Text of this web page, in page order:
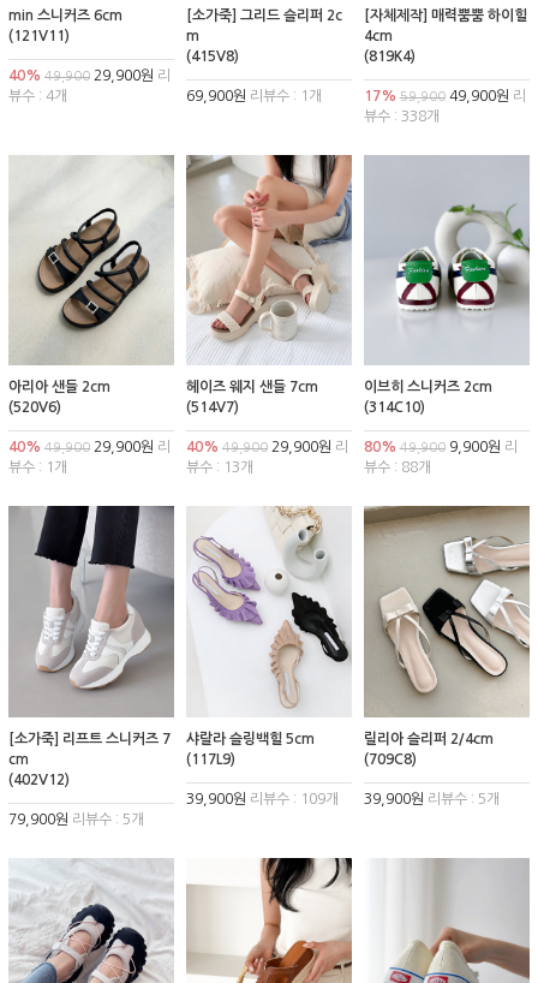
min 스니커즈 6cm
(121V11)
40% 49,900 29,900원 리
뷰수 : 4개
[소가죽] 그리드 슬리퍼 2c
m
(415V8)
69,900원 리뷰수 : 1개
[자체제작] 매력뿜뿜 하이힐
4cm
(819K4)
17% 59,90049,900원 리
뷰수 : 338개
아리아 샌들 2cm
(520V6)
40% 49,900 29,900원 리
뷰수 : 1개
헤이즈 웨지 샌들 7cm
(514V7)
40% 49,90029,900원 리
뷰수 : 13개
이브히 스니커즈 2cm
(314C10)
80% 49,9009,900원 리
뷰수 : 88개
[소가죽] 리프트 스니커즈 7
cm
(402V12)
79,900원 리뷰수 : 5개
샤랄라 슬링백힐 5cm
(117L9)
39,900원 리뷰수 : 109개
릴리아 슬리퍼 2/4cm
(709C8)
39,900원 리뷰수 : 5개